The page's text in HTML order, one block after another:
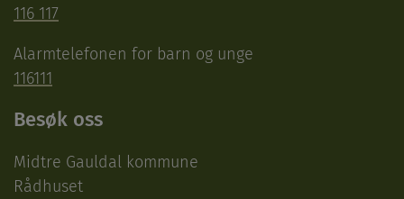
116 117
Alarmtelefonen for barn og unge
116111
Besøk oss
Midtre Gauldal kommune
Rådhuset